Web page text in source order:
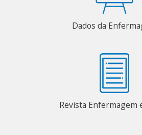
Dados da
Revista Enfermagem